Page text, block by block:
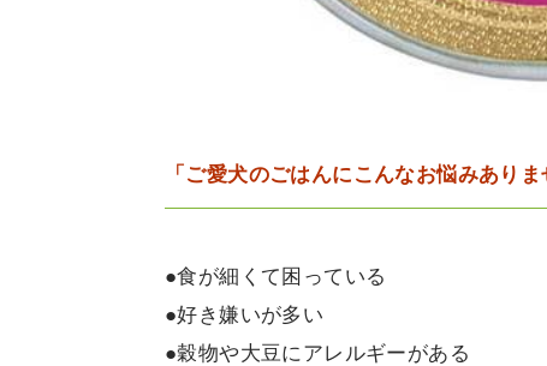
「ご愛犬のごはんにこんなお悩みありま
●食が細くて困っている
●好き嫌いが多い
●穀物や大豆にアレルギーがある